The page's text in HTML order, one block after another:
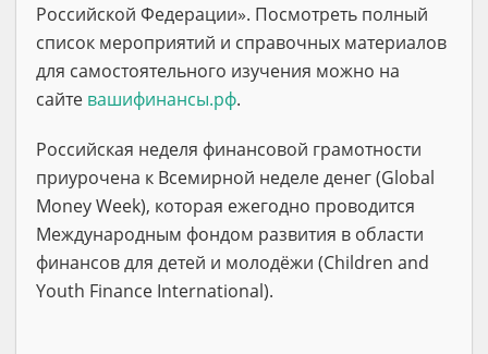
Российской Федерации». Посмотреть полный
список мероприятий и справочных материалов
для самостоятельного изучения можно на
сайте вашифинансы.рф.
Российская неделя финансовой грамотности
приурочена к Всемирной неделе денег (Global
Money Week), которая ежегодно проводится
Международным фондом развития в области
финансов для детей и молодёжи (Children and
Youth Finance International).